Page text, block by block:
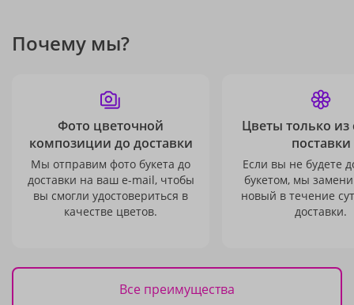
Почему мы?
Фото цветочной
композиции до доставки
Мы отправим фото букета до
доставки на ваш e-mail, чтобы
вы смогли удостовериться в
качестве цветов.
Цветы только из
поставки
Если вы не будете
букетом, мы
новый в течение
доставки.
Все преимущества